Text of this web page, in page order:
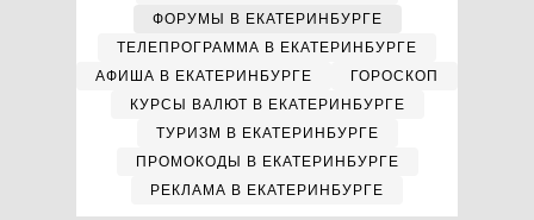
ФОРУМЫ В ЕКАТЕРИНБУРГЕ
ТЕЛЕПРОГРАММА В ЕКАТЕРИНБУРГЕ
АФИША В ЕКАТЕРИНБУРГЕ
ГОРОСКОП
КУРСЫ ВАЛЮТ В ЕКАТЕРИНБУРГЕ
ТУРИЗМ В ЕКАТЕРИНБУРГЕ
ПРОМОКОДЫ В ЕКАТЕРИНБУРГЕ
РЕКЛАМА В ЕКАТЕРИНБУРГЕ